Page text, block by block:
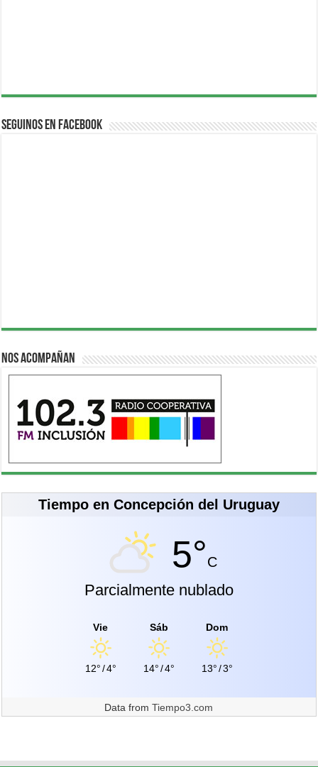
Seguinos en Facebook
Nos acompañan
Tiempo en Concepción del Uruguay
5°C
Parcialmente nublado
Vie
12°/4°
Sáb
14°/4°
Dom
13°/3°
Data fromTiempo3.com